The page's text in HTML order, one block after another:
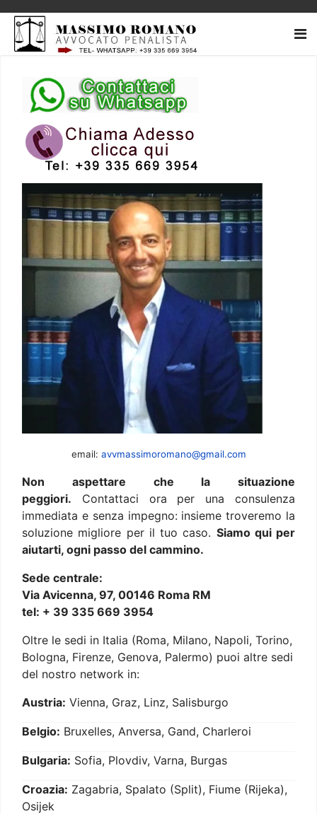
email: avvmassimoromano@gmail.com
Non aspettare che la situazione
peggiori. Contattaci ora per una consulenza
immediata e senza impegno: insieme troveremo la
soluzione migliore per il tuo caso. Siamo qui per
aiutarti, ogni passo del cammino.
Sede centrale:
Via Avicenna, 97, 00146 Roma RM
tel: + 39 335 669 3954
Oltre le sedi in Italia (Roma, Milano, Napoli, Torino,
Bologna, Firenze, Genova, Palermo) puoi altre sedi
del nostro network in:
Austria: Vienna, Graz, Linz, Salisburgo
Belgio: Bruxelles, Anversa, Gand, Charleroi
Bulgaria: Sofia, Plovdiv, Varna, Burgas
Croazia: Zagabria, Spalato (Split), Fiume (Rijeka),
Osijek